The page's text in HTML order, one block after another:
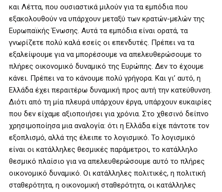
και Λέττα, που ουσιαστικά μιλούν για τα εμπόδια που
εξακολουθούν να υπάρχουν μεταξύ των κρατών-μελών της
Ευρωπαϊκής Ένωσης. Αυτά τα εμπόδια είναι ορατά, τα
γνωρίζετε πολύ καλά εσείς οι επενδυτές. Πρέπει να τα
εξαλείψουμε για να μπορέσουμε να απελευθερώσουμε το
πλήρες οικονομικό δυναμικό της Ευρώπης. Δεν το έχουμε
κάνει. Πρέπει να το κάνουμε πολύ γρήγορα. Και γι’ αυτό, η
Ελλάδα έχει περαιτέρω δυναμική προς αυτή την κατεύθυνση.
Διότι από τη μία πλευρά υπάρχουν έργα, υπάρχουν ευκαιρίες
που δεν είχαμε αξιοποιήσει για χρόνια. Στο χθεσινό δείπνο
χρησιμοποίησα μια αναλογία: ότι η Ελλάδα είχε πάντοτε τον
εξοπλισμό, αλλά της έλειπε το λογισμικό. Το λογισμικό
είναι οι κατάλληλες θεσμικές παράμετροι, το κατάλληλο
θεσμικό πλαίσιο για να απελευθερώσουμε αυτό το πλήρες
οικονομικό δυναμικό. Οι κατάλληλες πολιτικές, η πολιτική
σταθερότητα, η οικονομική σταθερότητα, οι κατάλληλες